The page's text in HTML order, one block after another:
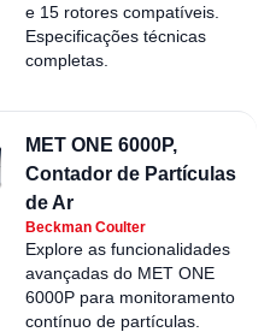
e 15 rotores compatíveis.
Especificações técnicas
completas.
MET ONE 6000P,
Contador de Partículas
de Ar
Beckman Coulter
Explore as funcionalidades
avançadas do MET ONE
6000P para monitoramento
contínuo de partículas.